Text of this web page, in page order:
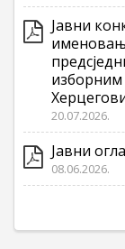
Јавни
изборним
20.07.2026.
Јавни
08.06.2026.